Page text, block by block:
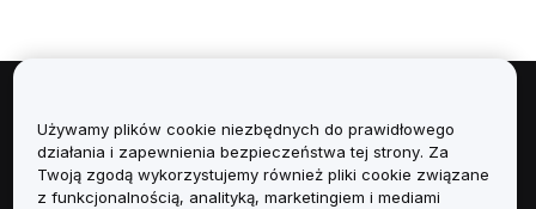
Informacje
Usługi
Używamy plików cookie niezbędnych do prawidłowego
działania i zapewnienia bezpieczeństwa tej strony. Za
Twoją zgodą wykorzystujemy również pliki cookie związane
z funkcjonalnością, analityką, marketingiem i mediami